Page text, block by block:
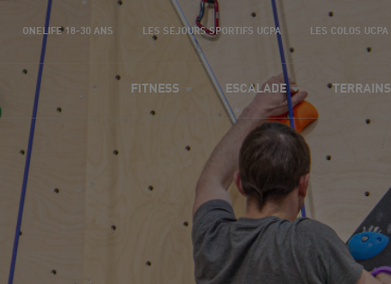
ONELIFE 18-30 ANS LES SÉJOURS SPORTIFS UCPA LES COLOS UCPA
FITNESS ESCALADE TERRAINS